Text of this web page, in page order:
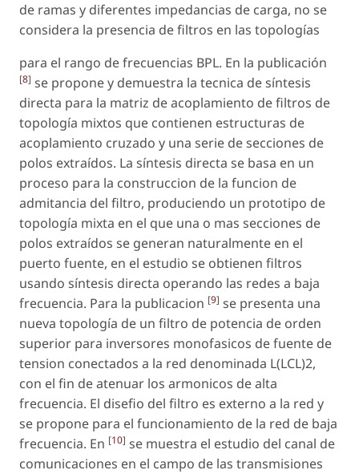
de ramas y diferentes impedancias de carga, no se
considera la presencia de filtros en las topologías
para el rango de frecuencias BPL. En la publicación
[8] se propone y demuestra la tecnica de síntesis
directa para la matriz de acoplamiento de filtros de
topología mixtos que contienen estructuras de
acoplamiento cruzado y una serie de secciones de
polos extraídos. La síntesis directa se basa en un
proceso para la construccion de la funcion de
admitancia del filtro, produciendo un prototipo de
topología mixta en el que una o mas secciones de
polos extraídos se generan naturalmente en el
puerto fuente, en el estudio se obtienen filtros
usando síntesis directa operando las redes a baja
frecuencia. Para la publicacion [9] se presenta una
nueva topología de un filtro de potencia de orden
superior para inversores monofasicos de fuente de
tension conectados a la red denominada L(LCL)2,
con el fin de atenuar los armonicos de alta
frecuencia. El disefio del filtro es externo a la red y
se propone para el funcionamiento de la red de baja
frecuencia. En [10] se muestra el estudio del canal de
comunicaciones en el campo de las transmisiones